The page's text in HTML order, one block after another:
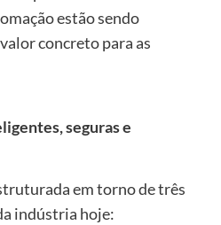
estão sendo
concreto para as
seguras e
em torno de três
indústria hoje: